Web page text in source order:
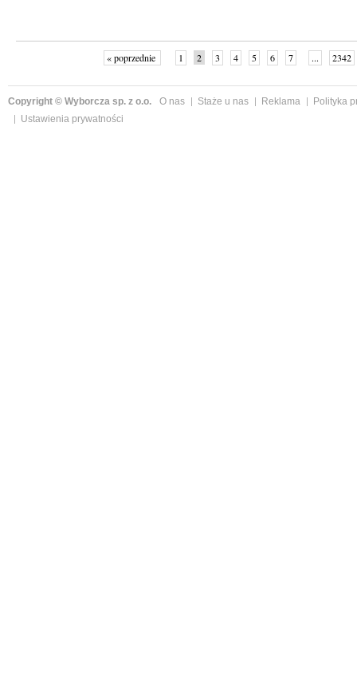
« poprzednie 1 2 3 4 5 6 7 ... 2342
Copyright © Wyborcza sp. z o.o. O nas Staże u nas Reklama
Polityka
Ustawienia prywatności